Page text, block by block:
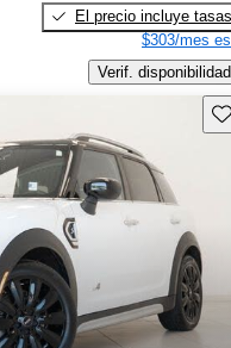
El precio incluye tasas
$303/mes
Verif. disponibilidad